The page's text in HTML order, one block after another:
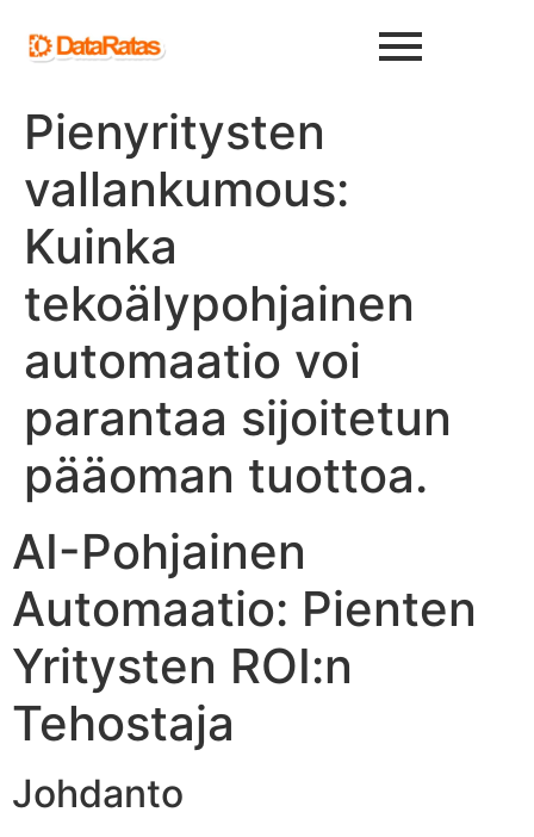
Pienyritysten
vallankumous:
Kuinka
tekoälypohjainen
automaatio voi
parantaa sijoitetun
pääoman tuottoa.
AI-Pohjainen
Automaatio: Pienten
Yritysten ROI:n
Tehostaja
Johdanto